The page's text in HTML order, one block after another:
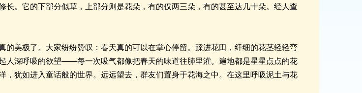
长。它的下部分似草，上部分则是花朵，有的仅两三朵，有的甚至达几十朵。经人查
的美极了。大家纷纷赞叹：春天真的可以在掌心停留。踩进花田，纤细的花茎轻轻弯
人深呼吸的欲望——每一次吸气都像把春天的味道往肺里灌。遍地都是星星点点的花
，犹如进入童话般的世界。远远望去，群友们置身于花海之中。在这里呼吸泥土与花